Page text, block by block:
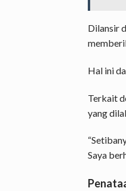
Dilansir
Hal ini
Terkait
yang
Saya